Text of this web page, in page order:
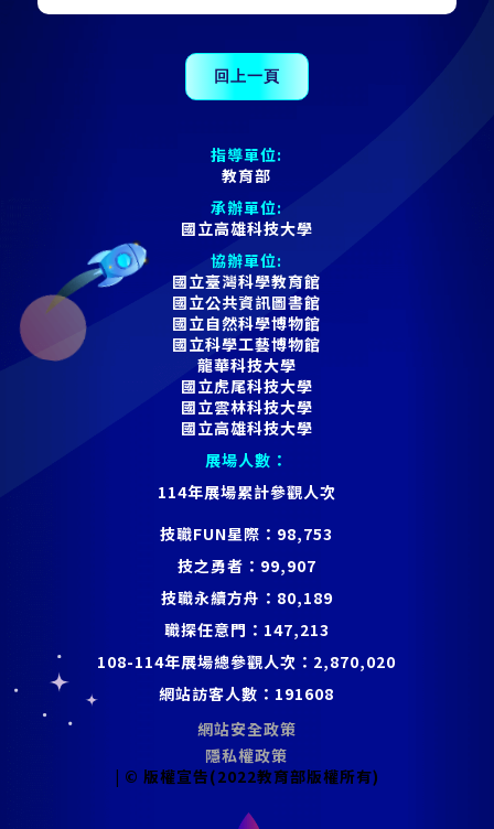
指導單位:
教育部
承辦單位:
國立高雄科技大學
協辦單位:
國立臺灣科學教育館
國立公共資訊圖書館
國立自然科學博物館
國立科學工藝博物館
龍華科技大學
國立虎尾科技大學
國立雲林科技大學
國立高雄科技大學
展場人數：
114年展場累計參觀人次
技職FUN星際： 98,753
技之勇者： 99,907
技職永續方舟： 80,189
職探任意門： 147,213
108-114年展場總參觀人次： 2,870,020
網站訪客人數： 191608
網站安全政策
隱私權政策
| © 版權宣告(2022教育部版權所有)